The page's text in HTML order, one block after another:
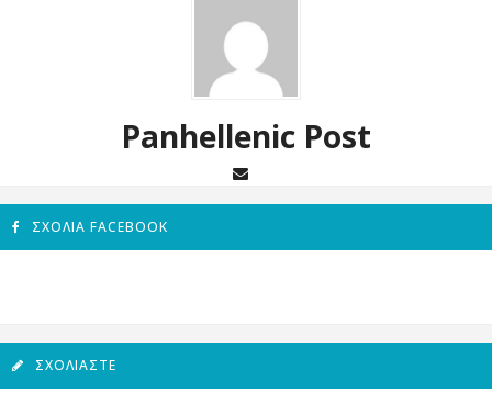
Panhellenic Post
ΣΧΌΛΙΑ FACEBOOK
ΣΧΟΛΙΆΣΤΕ